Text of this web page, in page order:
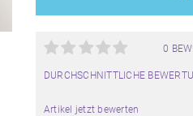
0
DURCHSCHNITTLICHE
Artikel jetzt bewerten